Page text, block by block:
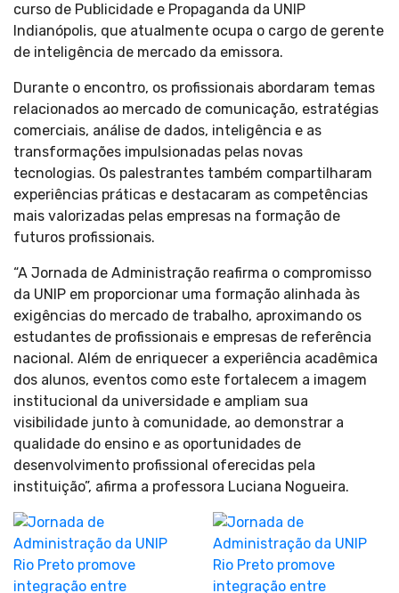
curso de Publicidade e Propaganda da UNIP
Indianópolis, que atualmente ocupa o cargo de gerente
de inteligência de mercado da emissora.
Durante o encontro, os profissionais abordaram temas
relacionados ao mercado de comunicação, estratégias
comerciais, análise de dados, inteligência e as
transformações impulsionadas pelas novas
tecnologias. Os palestrantes também compartilharam
experiências práticas e destacaram as competências
mais valorizadas pelas empresas na formação de
futuros profissionais.
“A Jornada de Administração reafirma o compromisso
da UNIP em proporcionar uma formação alinhada às
exigências do mercado de trabalho, aproximando os
estudantes de profissionais e empresas de referência
nacional. Além de enriquecer a experiência acadêmica
dos alunos, eventos como este fortalecem a imagem
institucional da universidade e ampliam sua
visibilidade junto à comunidade, ao demonstrar a
qualidade do ensino e as oportunidades de
desenvolvimento profissional oferecidas pela
instituição”, afirma a professora Luciana Nogueira.